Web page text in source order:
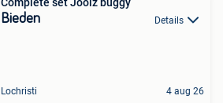
Complete set Joolz buggy
Bieden Details
Lochristi 4 aug 26